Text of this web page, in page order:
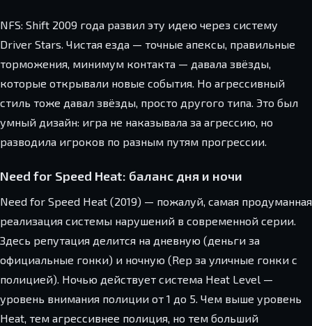
NFS: Shift 2009 года развил эту идею через систему
Driver Stars. Чистая езда — точные апексы, правильные
торможения, минимум контакта — давала звёзды,
которые открывали новые события. Но агрессивный
стиль тоже давал звёзды, просто другого типа. Это был
умный дизайн: игра не наказывала за агрессию, но
разводила игроков по разным путям прогрессии.
Need for Speed Heat: баланс дня и ночи
Need for Speed Heat (2019) — пожалуй, самая продуманная
реализация системы нарушений в современной серии.
Здесь репутация делится на дневную (деньги за
официальные гонки) и ночную (Rep за уличные гонки с
полицией). Ночью действует система Heat Level —
уровень внимания полиции от 1 до 5. Чем выше уровень
Heat, тем агрессивнее полиция, но тем больший